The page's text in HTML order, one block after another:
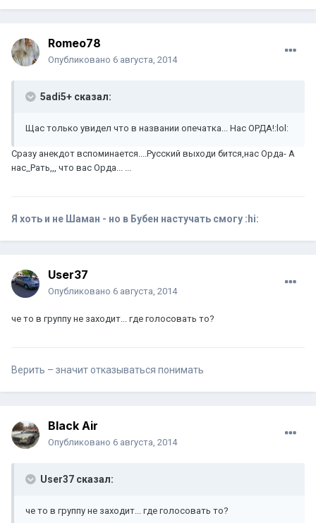
Romeo78
Опубликовано 6 августа, 2014
5adi5+ сказал:
Щас только увидел что в названии опечатка... Нас ОРДА!:lol:
Сразу анекдот вспоминается....Русский выходи бится,нас Орда- А
нас_Рать,,, что вас Орда... ...
Я хоть и не Шаман - но в Бубен настучать смогу :hi:
User37
Опубликовано 6 августа, 2014
че то в группу не заходит... где голосовать то?
Верить – значит отказываться понимать
Black Air
Опубликовано 6 августа, 2014
User37 сказал:
че то в группу не заходит... где голосовать то?